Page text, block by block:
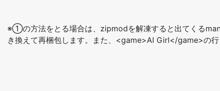
※①の方法をとる場合は、zipmodを解凍すると出てくる
き換えて再梱包します。
また、<game>AI Girl</game>の行